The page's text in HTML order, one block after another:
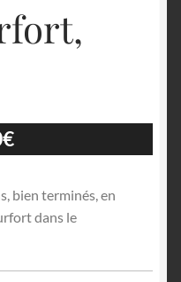
€
bien terminés, en
dans le